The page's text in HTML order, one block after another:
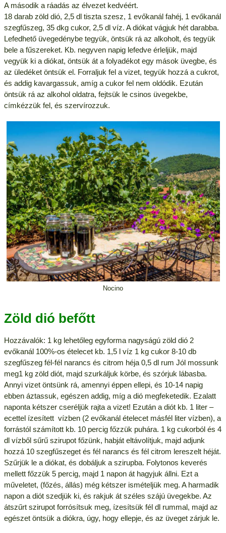
A második a ráadás az élvezet kedvéért.
18 darab zöld dió, 2,5 dl tiszta szesz, 1 evőkanál fahéj, 1 evőkanál
szegfűszeg, 35 dkg cukor, 2,5 dl víz. A diókat vágjuk hét darabba.
Lefedhető üvegedénybe tegyük, öntsük rá az alkoholt, és tegyük
bele a fűszereket. Kb. negyven napig lefedve érleljük, majd
vegyük ki a diókat, öntsük át a folyadékot egy mások üvegbe, és
az üledéket öntsük el. Forraljuk fel a vizet, tegyük hozzá a cukrot,
és addig kavargassuk, amíg a cukor fel nem oldódik. Ezután
öntsük rá az alkohol oldatra, fejtsük le csinos üvegekbe,
címkézzük fel, és szervírozzuk.
Nocino
Zöld dió befőtt
Hozzávalók: 1 kg lehetőleg egyforma nagyságú zöld dió 2
evőkanál 100%-os ételecet kb. 1,5 l víz 1 kg cukor 8-10 db
szegfűszeg fél-fél narancs és citrom héja 0,5 dl rum Jól mossunk
meg1 kg zöld diót, majd szurkáljuk körbe, és szórjuk lábasba.
Annyi vizet öntsünk rá, amennyi éppen ellepi, és 10-14 napig
ebben áztassuk, egészen addig, míg a dió megfeketedik. Ezalatt
naponta kétszer cseréljük rajta a vizet! Ezután a diót kb. 1 liter –
ecettel ízesített  vízben (2 evőkanál ételecet másfél liter vízben), a
forrástól számított kb. 10 percig főzzük puhára. 1 kg cukorból és 4
dl vízből sűrű szirupot főzünk, habját eltávolítjuk, majd adjunk
hozzá 10 szegfűszeget és fél narancs és fél citrom lereszelt héját.
Szűrjük le a diókat, és dobáljuk a szirupba. Folytonos keverés
mellett főzzük 5 percig, majd 1 napon át hagyjuk állni. Ezt a
műveletet, (főzés, állás) még kétszer ismételjük meg. A harmadik
napon a diót szedjük ki, és rakjuk át széles szájú üvegekbe. Az
átszűrt szirupot forrósítsuk meg, ízesítsük fél dl rummal, majd az
egészet öntsük a diókra, úgy, hogy ellepje, és az üveget zárjuk le.